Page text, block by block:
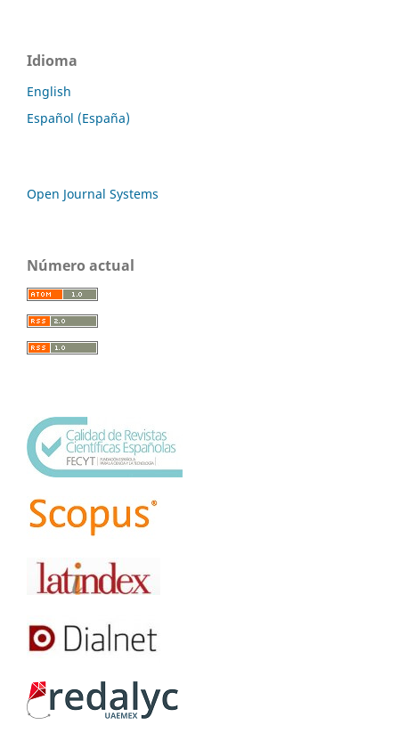
Idioma
English
Español (España)
Open Journal Systems
Número actual